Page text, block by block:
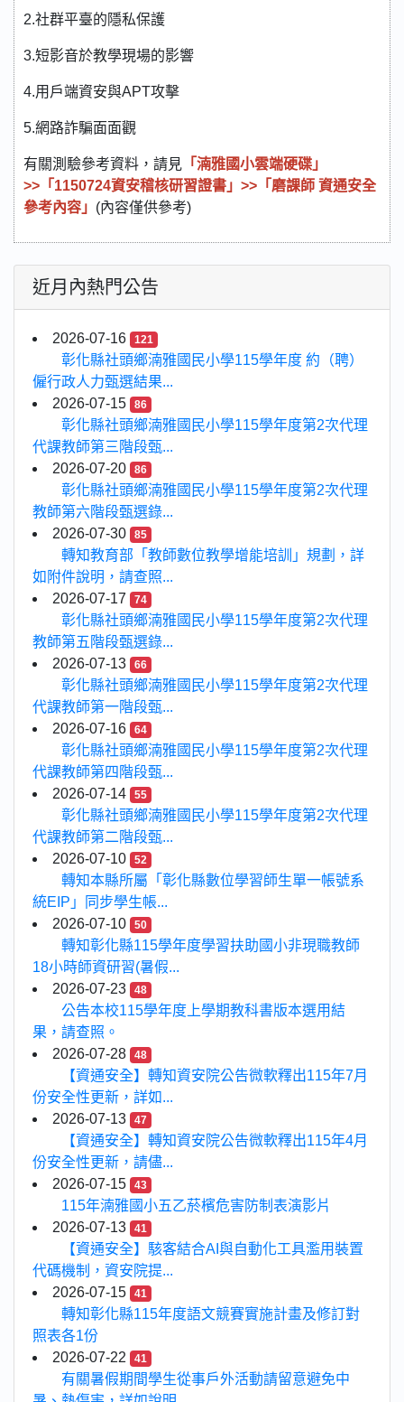
2.社群平臺的隱私保護
3.短影音於教學現場的影響
4.用戶端資安與APT攻擊
5.網路詐騙面面觀
有關測驗參考資料，請見 「湳雅國小雲端硬碟」
>>「1150724資安稽核研習證書」>>「磨課師 資通安全
參考內容」 (內容僅供參考)
近月內熱門公告
2026-07-16 121
彰化縣社頭鄉湳雅國民小學115學年度 約（聘）
僱行政人力甄選結果...
2026-07-15
86
彰化縣社頭鄉湳雅國民小學115學年度第2次代理
代課教師第三階段甄...
2026-07-20
86
彰化縣社頭鄉湳雅國民小學115學年度第2次代理
教師第六階段甄選錄...
2026-07-30
85
轉知教育部「教師數位教學增能培訓」規劃，詳
如附件說明，請查照...
2026-07-17
74
彰化縣社頭鄉湳雅國民小學115學年度第2次代理
教師第五階段甄選錄...
2026-07-13
66
彰化縣社頭鄉湳雅國民小學115學年度第2次代理
代課教師第一階段甄...
2026-07-16
64
彰化縣社頭鄉湳雅國民小學115學年度第2次代理
代課教師第四階段甄...
2026-07-14
55
彰化縣社頭鄉湳雅國民小學115學年度第2次代理
代課教師第二階段甄...
2026-07-10
52
轉知本縣所屬「彰化縣數位學習師生單一帳號系
統EIP」同步學生帳...
2026-07-10
50
轉知彰化縣115學年度學習扶助國小非現職教師
18小時師資研習(暑假...
2026-07-23
48
公告本校115學年度上學期教科書版本選用結
果，請查照。
2026-07-28
48
【資通安全】轉知資安院公告微軟釋出115年7月
份安全性更新，詳如...
2026-07-13
47
【資通安全】轉知資安院公告微軟釋出115年4月
份安全性更新，請儘...
2026-07-15
43
115年湳雅國小五乙菸檳危害防制表演影片
2026-07-13
41
【資通安全】駭客結合AI與自動化工具濫用裝置
代碼機制，資安院提...
2026-07-15
41
轉知彰化縣115年度語文競賽實施計畫及修訂對
照表各1份
2026-07-22
41
有關暑假期間學生從事戶外活動請留意避免中